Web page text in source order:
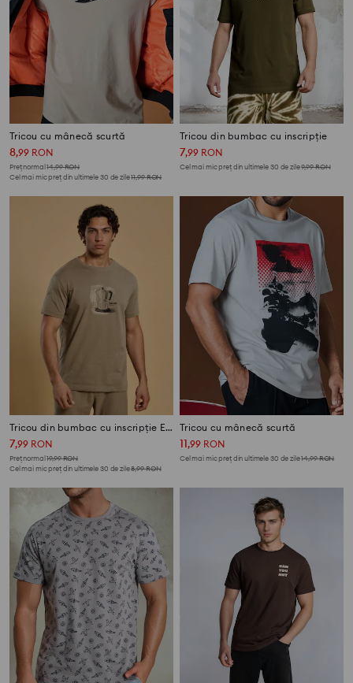
Tricou cu mânecă scurtă
8,99 RON
Preț normal14,99RON
Cel mai mic preț din ultimele 30 de zile11,99RON
Tricou din bumbac cu inscripție
7,99 RON
Cel mai mic preț din ultimele 30 de zile9,99RON
Tricou din bumbac cu inscripție Espresso
7,99 RON
Preț normal19,99RON
Cel mai mic preț din ultimele 30 de zile8,99RON
Tricou cu mânecă scurtă
11,99 RON
Cel mai mic preț din ultimele 30 de zile14,99RON